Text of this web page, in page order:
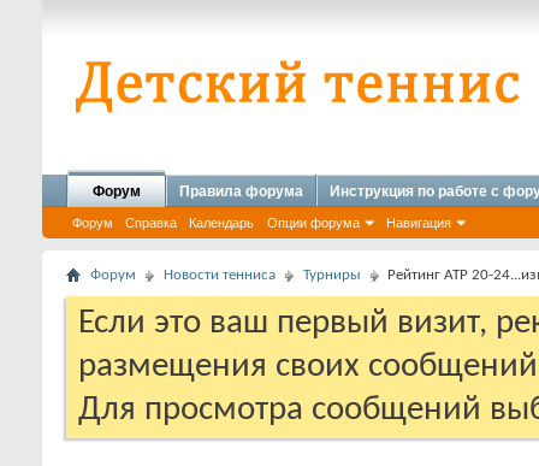
Форум
Форум Справка Календарь Опции форума Навигация
Правила форума Инструкция по работе с
Форум Новости тенниса Турниры Рейтинг АТР 20-
Если это ваш первый визит,
размещения своих
Для просмотра сообщений